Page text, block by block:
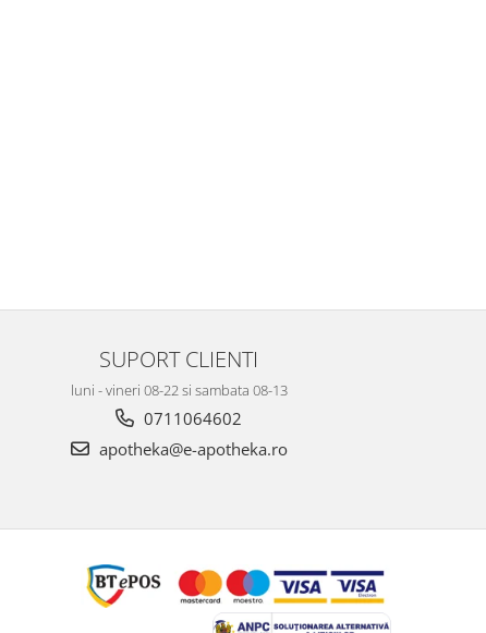
SUPORT CLIENTI
luni - vineri 08-22 si sambata 08-13
0711064602
apotheka@e-apotheka.ro